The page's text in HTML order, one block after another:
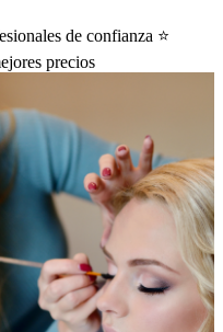
de confianza ⭐️
precios